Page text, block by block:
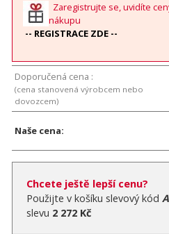
Zaregistrujte se, uvidíte
nákupu
-- REGISTRACE ZDE --
Doporučená cena :
(cena stanovená výrobcem nebo
dovozcem)
Naše cena:
Chcete ještě lepší cenu?
Použijte v košíku slevový kód
slevu 2 272 Kč